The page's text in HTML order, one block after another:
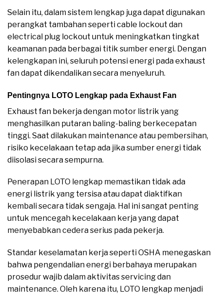
Selain itu, dalam sistem lengkap juga dapat digunakan
perangkat tambahan seperti cable lockout dan
electrical plug lockout untuk meningkatkan tingkat
keamanan pada berbagai titik sumber energi. Dengan
kelengkapan ini, seluruh potensi energi pada exhaust
fan dapat dikendalikan secara menyeluruh.
Pentingnya LOTO Lengkap pada Exhaust Fan
Exhaust fan bekerja dengan motor listrik yang
menghasilkan putaran baling-baling berkecepatan
tinggi. Saat dilakukan maintenance atau pembersihan,
risiko kecelakaan tetap ada jika sumber energi tidak
diisolasi secara sempurna.
Penerapan LOTO lengkap memastikan tidak ada
energi listrik yang tersisa atau dapat diaktifkan
kembali secara tidak sengaja. Hal ini sangat penting
untuk mencegah kecelakaan kerja yang dapat
menyebabkan cedera serius pada pekerja.
Standar keselamatan kerja seperti OSHA menegaskan
bahwa pengendalian energi berbahaya merupakan
prosedur wajib dalam aktivitas servicing dan
maintenance. Oleh karena itu, LOTO lengkap menjadi